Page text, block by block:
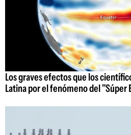
Los graves efectos que los
Latina por el fenómeno del "Súper